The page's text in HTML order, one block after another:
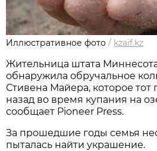
Иллюстративное фото / kzaif.kz
Жительница штата
обнаружила обручальное
Стивена Майера, которое тот
назад во время купания на
сообщает Pioneer Press.
За прошедшие годы семья
пыталась найти украшение.